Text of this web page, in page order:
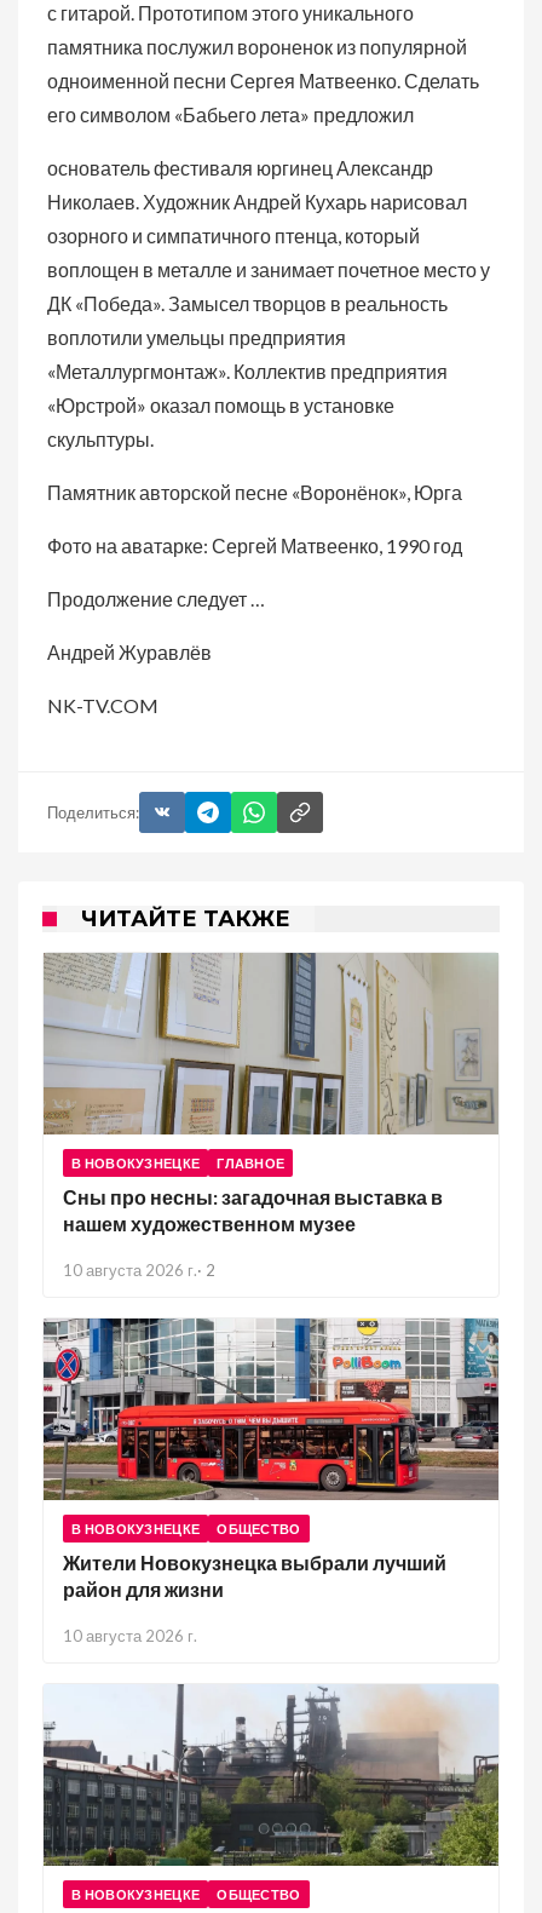
с гитарой. Прототипом этого уникального
памятника послужил вороненок из популярной
одноименной песни Сергея Матвеенко. Сделать
его символом «Бабьего лета» предложил
основатель фестиваля юргинец Александр
Николаев. Художник Андрей Кухарь нарисовал
озорного и симпатичного птенца, который
воплощен в металле и занимает почетное место у
ДК «Победа». Замысел творцов в реальность
воплотили умельцы предприятия
«Металлургмонтаж». Коллектив предприятия
«Юрстрой» оказал помощь в установке
скульптуры.
Памятник авторской песне «Воронёнок», Юрга
Фото на аватарке: Сергей Матвеенко, 1990 год
Продолжение следует …
Андрей Журавлёв
NK-TV.COM
Поделиться:
ЧИТАЙТЕ ТАКЖЕ
В НОВОКУЗНЕЦКЕ ГЛАВНОЕ
Сны про несны: загадочная выставка в
нашем художественном музее
10 августа 2026 г.· 2
В НОВОКУЗНЕЦКЕ ОБЩЕСТВО
Жители Новокузнецка выбрали лучший
район для жизни
10 августа 2026 г.
В НОВОКУЗНЕЦКЕ ОБЩЕСТВО